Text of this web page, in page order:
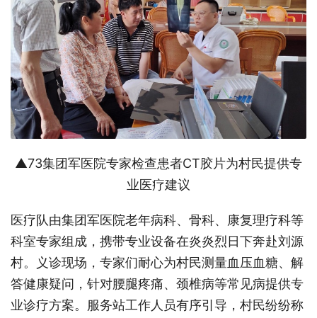
▲73集团军医院专家检查患者CT胶片为村民提供专
业医疗建议
医疗队由集团军医院老年病科、骨科、康复理疗科等
科室专家组成，携带专业设备在炎炎烈日下奔赴刘源
村。义诊现场，专家们耐心为村民测量血压血糖、解
答健康疑问，针对腰腿疼痛、颈椎病等常见病提供专
业诊疗方案。服务站工作人员有序引导，村民纷纷称